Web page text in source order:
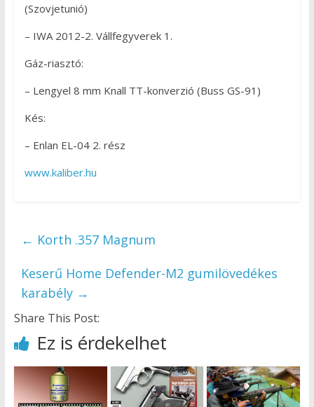
(Szovjetunió)
– IWA 2012-2. Vállfegyverek 1.
Gáz-riasztó:
– Lengyel 8 mm Knall TT-konverzió (Buss GS-91)
Kés:
– Enlan EL-04 2. rész
www.kaliber.hu
← Korth .357 Magnum
Keserű Home Defender-M2 gumilövedékes
karabély →
Share This Post:
Ez is érdekelhet